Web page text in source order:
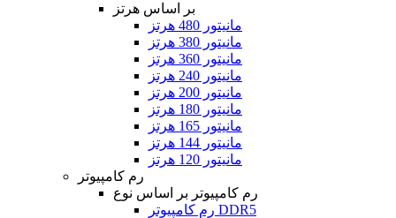
بر اساس هرتز
مانیتور 480 هرتز
مانیتور 380 هرتز
مانیتور 360 هرتز
مانیتور 240 هرتز
مانیتور 200 هرتز
مانیتور 180 هرتز
مانیتور 165 هرتز
مانیتور 144 هرتز
مانیتور 120 هرتز
رم کامپیوتر
رم کامپیوتر بر اساس نوع
رم کامپیوتر DDR5